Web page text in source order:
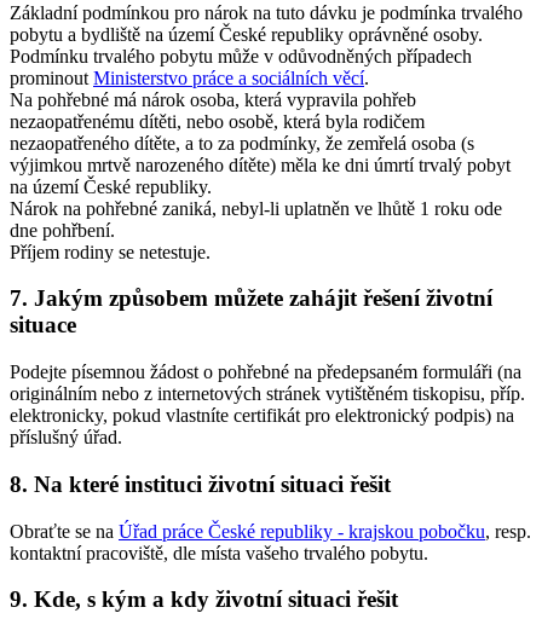
Základní podmínkou pro nárok na tuto dávku je podmínka trvalého
pobytu a bydliště na území České republiky oprávněné osoby.
Podmínku trvalého pobytu může v odůvodněných případech
prominout Ministerstvo práce a sociálních věcí.
Na pohřebné má nárok osoba, která vypravila pohřeb
nezaopatřenému dítěti, nebo osobě, která byla rodičem
nezaopatřeného dítěte, a to za podmínky, že zemřelá osoba (s
výjimkou mrtvě narozeného dítěte) měla ke dni úmrtí trvalý pobyt
na území České republiky.
Nárok na pohřebné zaniká, nebyl-li uplatněn ve lhůtě 1 roku ode
dne pohřbení.
Příjem rodiny se netestuje.
7. Jakým způsobem můžete zahájit řešení životní
situace
Podejte písemnou žádost o pohřebné na předepsaném formuláři (na
originálním nebo z internetových stránek vytištěném tiskopisu, příp.
elektronicky, pokud vlastníte certifikát pro elektronický podpis) na
příslušný úřad.
8. Na které instituci životní situaci řešit
Obraťte se na Úřad práce České republiky - krajskou pobočku, resp.
kontaktní pracoviště, dle místa vašeho trvalého pobytu.
9. Kde, s kým a kdy životní situaci řešit